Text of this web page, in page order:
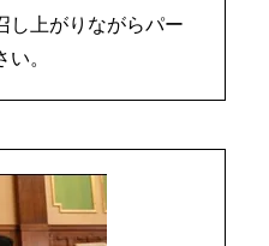
し上がりながらパー
。